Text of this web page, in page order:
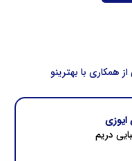
همکاری با بهترینو
ایوزی
دریم